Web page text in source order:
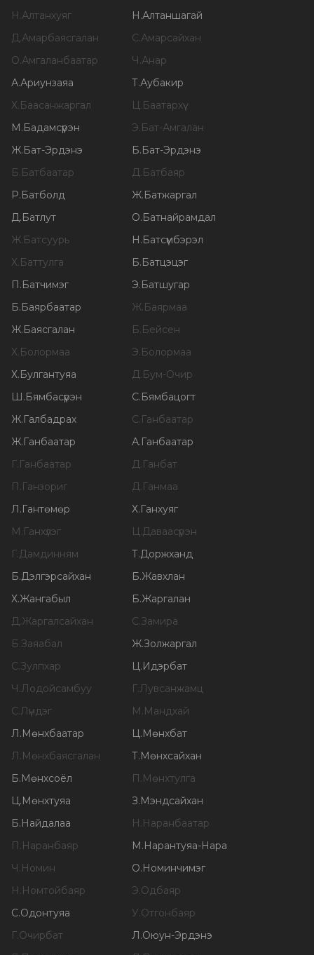
Н.Алтанхуяг Н.Алтаншагай
Д.Амарбаясгалан С.Амарсайхан
О.Амгаланбаатар Ч.Анар
А.Ариунзаяа Т.Аубакир
Х.Баасанжаргал Ц.Баатархүү
М.Бадамсүрэн Э.Бат-Амгалан
Ж.Бат-Эрдэнэ Б.Бат-Эрдэнэ
Б.Батбаатар Д.Батбаяр
Р.Батболд Ж.Батжаргал
Д.Батлут О.Батнайрамдал
Ж.Батсуурь Н.Батсүмбэрэл
Х.Баттулга Б.Батцэцэг
П.Батчимэг Э.Батшугар
Б.Баярбаатар Ж.Баярмаа
Ж.Баясгалан Б.Бейсен
Х.Болормаа Э.Болормаа
Х.Булгантуяа Д.Бум-Очир
Ш.Бямбасүрэн С.Бямбацогт
Ж.Галбадрах С.Ганбаатар
Ж.Ганбаатар А.Ганбаатар
Г.Ганбаатар Д.Ганбат
П.Ганзориг Д.Ганмаа
Л.Гантөмөр Х.Ганхуяг
М.Ганхүлэг Ц.Даваасүрэн
Г.Дамдинням Т.Доржханд
Б.Дэлгэрсайхан Б.Жавхлан
Х.Жангабыл Б.Жаргалан
Д.Жаргалсайхан С.Замира
Б.Заяабал Ж.Золжаргал
С.Зулпхар Ц.Идэрбат
Ч.Лодойсамбуу Г.Лувсанжамц
С.Лүндэг М.Мандхай
Л.Мөнхбаатар Ц.Мөнхбат
Л.Мөнхбаясгалан Т.Мөнхсайхан
Б.Мөнхсоёл П.Мөнхтулга
Ц.Мөнхтуяа З.Мэндсайхан
Б.Найдалаа Н.Наранбаатар
П.Наранбаяр М.Нарантуяа-Нара
Ч.Номин О.Номинчимэг
Н.Номтойбаяр Э.Одбаяр
С.Одонтуяа У.Отгонбаяр
Г.Очирбат Л.Оюун-Эрдэнэ